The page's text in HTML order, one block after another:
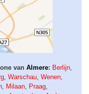
van Almere: Berlijn
Warschau Wenen
Milaan Praag